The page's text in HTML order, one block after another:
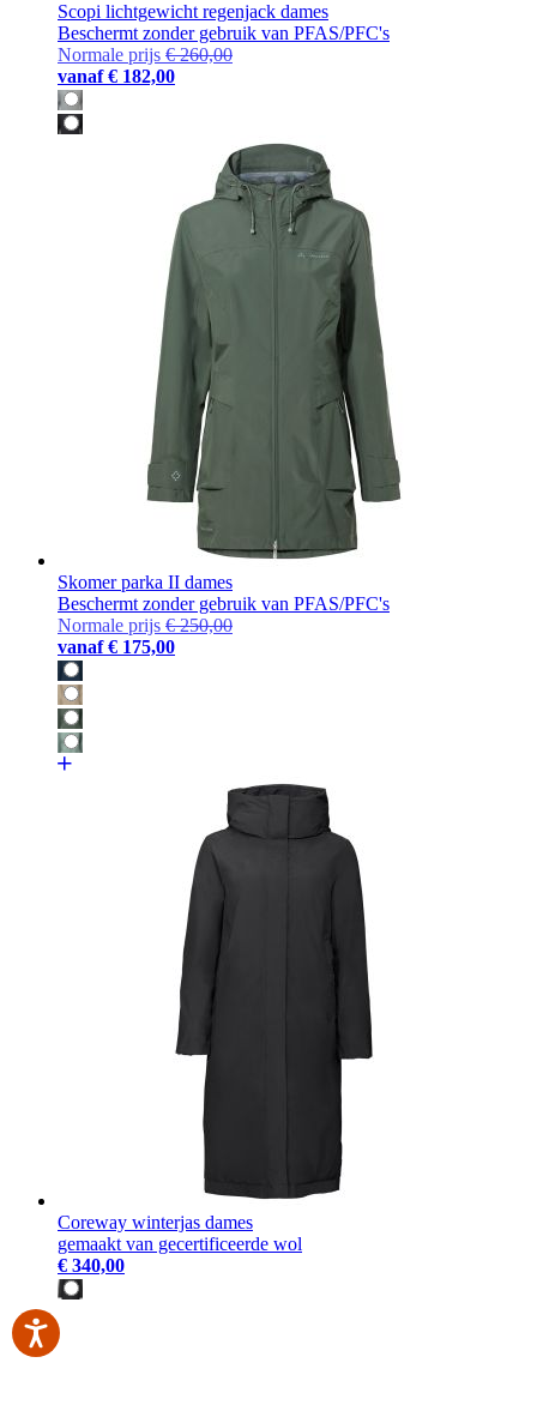
Scopi lichtgewicht regenjack dames
Beschermt zonder gebruik van PFAS/PFC's
Normale prijs € 260,00
vanaf € 182,00
Skomer parka II dames
Beschermt zonder gebruik van PFAS/PFC's
Normale prijs € 250,00
vanaf € 175,00
Coreway winterjas dames
gemaakt van gecertificeerde wol
€ 340,00